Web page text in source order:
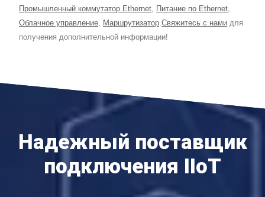
Промышленный коммутатор Ethernet, Питание по Ethernet,
Облачное управление, Маршрутизатор.Свяжитесь с нами для
получения дополнительной информации!
Надежный поставщик
подключения IIoT